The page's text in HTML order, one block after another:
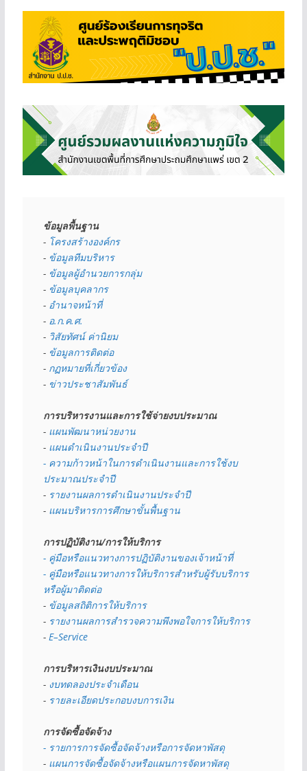
ข้อมูลพื้นฐาน
- โครงสร้างองค์กร
- ข้อมูลทีมบริหาร
- ข้อมูลผู้อำนวยการกลุ่ม
- ข้อมูลบุคลากร
- อำนาจหน้าที่
- อ.ก.ค.ศ.
- วิสัยทัศน์ ค่านิยม
- ข้อมูลการติดต่อ
- กฏหมายที่เกี่ยวข้อง
- ข่าวประชาสัมพันธ์
การบริหารงานและการใช้จ่ายงบประมาณ
- แผนพัฒนาหน่วยงาน
- แผนดำเนินงานประจำปี
- ความก้าวหน้าในการดำเนินงานและการใช้งบ
ประมาณประจำปี
- รายงานผลการดำเนินงานประจำปี
- แผนบริหารการศึกษาขั้นพื้นฐาน
การปฏิบัติงาน/การให้บริการ
- คู่มือหรือแนวทางการปฏิบัติงานของเจ้าหน้าที่
- คู่มือหรือแนวทางการให้บริการสำหรับผู้รับบริการ
หรือผู้มาติดต่อ
- ข้อมูลสถิติการให้บริการ
- รายงานผลการสำรวจความพึงพอใจการให้บริการ
- E–Service
การบริหารเงินงบประมาณ
- งบทดลองประจำเดือน
- รายละเอียดประกอบงบการเงิน
การจัดซื้อจัดจ้าง
- รายการการจัดซื้อจัดจ้างหรือการจัดหาพัสดุ
- แผนการจัดซื้อจัดจ้างหรือแผนการจัดหาพัสดุ